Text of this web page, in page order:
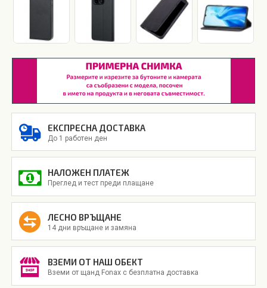
ЕКСПРЕСНА ДОСТАВКА
До 1 работен ден
НАЛОЖЕН ПЛАТЕЖ
Преглед и тест преди плащане
ЛЕСНО ВРЪЩАНЕ
14 дни връщане и замяна
ВЗЕМИ ОТ НАШ ОБЕКТ
Вземи от щанд Fonax с безплатна доставка